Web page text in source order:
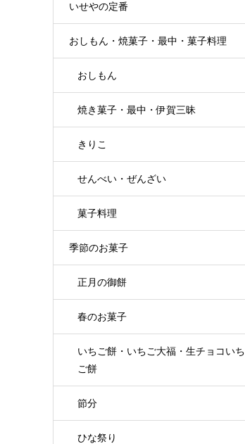
いせやの定番
おしもん・焼菓子・最中・菓子料理
おしもん
焼き菓子・最中・伊賀三昧
きりこ
せんべい・ぜんざい
菓子料理
季節のお菓子
正月の御餅
春のお菓子
いちご餅・いちご大福・生チョコいち
ご餅
節分
ひな祭り